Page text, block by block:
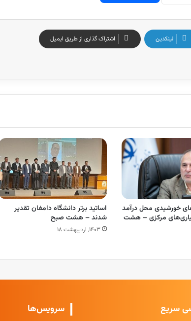
لینکدین اشتراک گذاری از طریق ایمیل
خورشیدی محل درآمد
مرکزی – هشت
اساتید برتر دانشگاه دامغان تقدیر
شدند – هشت صبح
۱۴۰۳, اردیبهشت ۱۸
سریع سرویس‌ها